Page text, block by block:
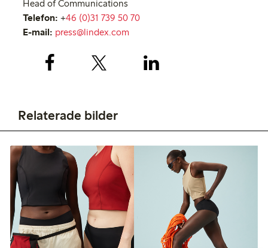
Head of Communications
Telefon: +46 (0)31 739 50 70
E-mail: press@lindex.com
Relaterade bilder